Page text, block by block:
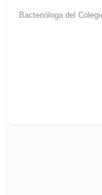
Bacterióloga del